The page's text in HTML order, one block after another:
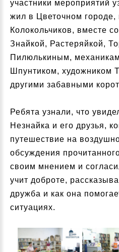
участники мероприятий
жил в Цветочном городе,
Колокольчиков, вместе
Знайкой, Растеряйкой,
Пилюлькиным,
Шпунтиком, художником
другими забавными
Ребята узнали, что
Незнайка и его друзья,
путешествие на
обсуждения
своим мнением и
учит доброте,
дружба и как она
ситуациях.